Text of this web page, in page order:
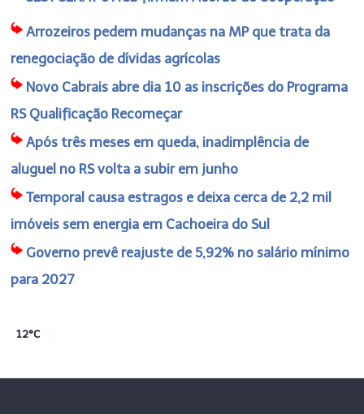
Arrozeiros pedem mudanças na MP que trata da
renegociação de dívidas agrícolas
Novo Cabrais abre dia 10 as inscrições do Programa
RS Qualificação Recomeçar
Após três meses em queda, inadimplência de
aluguel no RS volta a subir em junho
Temporal causa estragos e deixa cerca de 2,2 mil
imóveis sem energia em Cachoeira do Sul
Governo prevê reajuste de 5,92% no salário mínimo
para 2027
12°C